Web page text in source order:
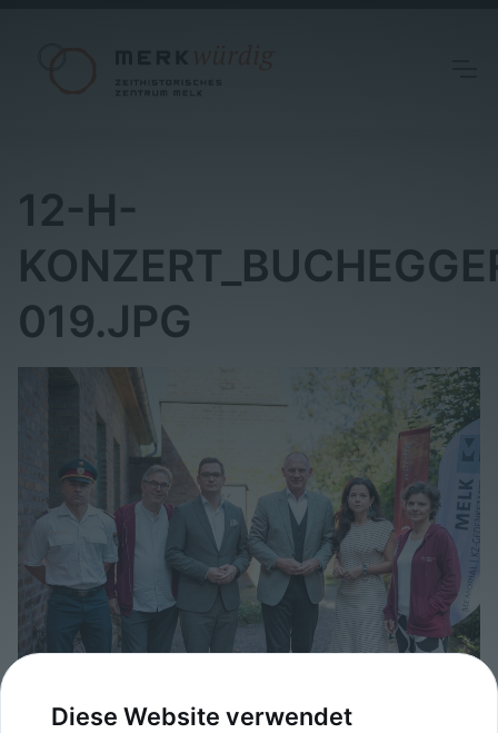
12-H-
019.JPG
12-h-Konzert_Buchegger-019.jpg
Diese Website verwendet